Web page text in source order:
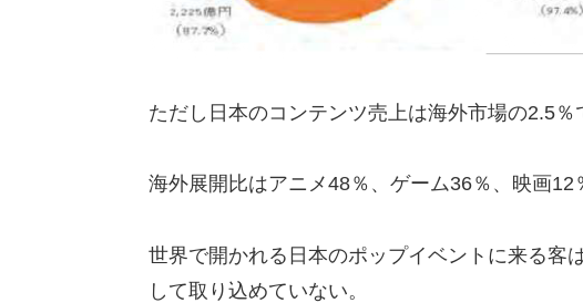
ただし日本のコンテンツ売上は海外市場の2.5％
海外展開比はアニメ48％、ゲーム36％、 映画12
世界で開かれる日本のポップイベントに来る客
して取り込めていない。